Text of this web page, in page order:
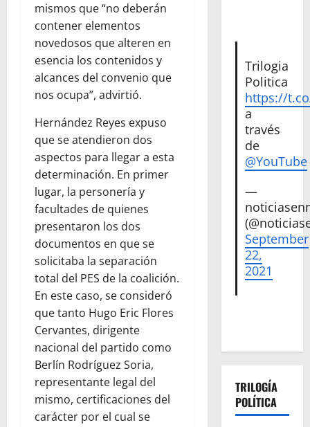
mismos que “no deberán
contener elementos
novedosos que alteren en
esencia los contenidos y
alcances del convenio que
nos ocupa”, advirtió.
Hernández Reyes expuso
que se atendieron dos
aspectos para llegar a esta
determinación. En primer
lugar, la personería y
facultades de quienes
presentaron los dos
documentos en que se
solicitaba la separación
total del PES de la coalición.
En este caso, se consideró
que tanto Hugo Eric Flores
Cervantes, dirigente
nacional del partido como
Berlín Rodríguez Soria,
representante legal del
mismo, certificaciones del
carácter por el cual se
Trilogia
Politica
https://
a
través
de
@YouTube
—
September
22,
2021
TRILOGÍA
POLÍTICA